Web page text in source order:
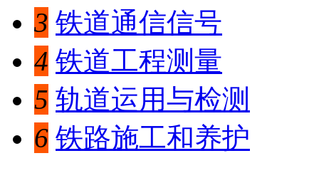
3 铁道通信信号
4 铁道工程测量
5 轨道运用与检测
6 铁路施工和养护